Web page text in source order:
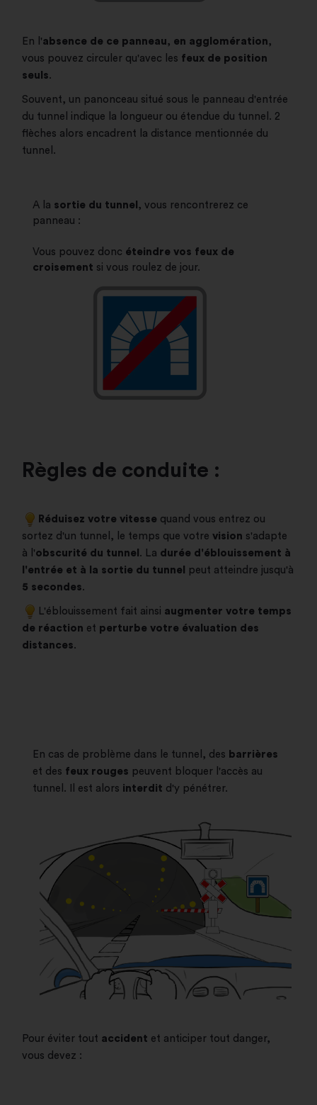
En l'absence de ce panneau, en agglomération,
vous pouvez circuler qu'avec les feux de position
seuls.
Souvent, un panonceau situé sous le panneau d'entrée
du tunnel indique la longueur ou étendue du tunnel. 2
flèches alors encadrent la distance mentionnée du
tunnel.
A la sortie du tunnel , vous rencontrerez ce
panneau :
Vous pouvez donc éteindre vos feux de
croisement si vous roulez de jour.
Règles de conduite :
Réduisez votre vitesse quand vous entrez ou
sortez d'un tunnel, le temps que votre vision s'adapte
à l'obscurité du tunnel . La durée d'éblouissement à
l'entrée et à la sortie du tunnel
peut atteindre jusqu'à
5 secondes.
L'éblouissement fait ainsi augmenter votre temps
de réaction et perturbe votre évaluation des
distances.
En cas de problème dans le tunnel, des barrières
et des feux rouges peuvent bloquer l'accès au
tunnel. Il est alors interdit d'y pénétrer.
Pour éviter tout accident et anticiper tout danger,
vous devez :